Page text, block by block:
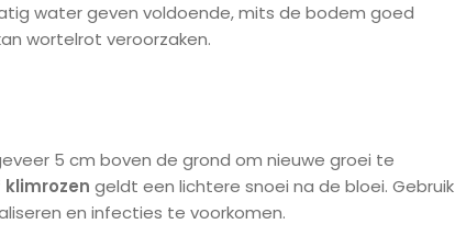
water geven voldoende, mits de bodem goed
wortelrot veroorzaken.
5 cm boven de grond om nieuwe groei te
klimrozen geldt een lichtere snoei na de bloei. Gebruik
en infecties te voorkomen.